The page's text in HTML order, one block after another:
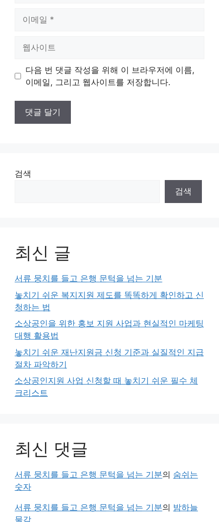
트
다음 번 댓글 작성을 위해 이 브라우저에 이름,
이메일, 그리고 웹사이트를 저장합니다.
검색
검색
최신 글
서류 뭉치를 들고 은행 문턱을 넘는 기분
놓치기 쉬운 복지지원 제도를 똑똑하게 확인하고 신
청하는 법
소상공인을 위한 홍보 지원 사업과 현실적인 마케팅
대행 활용법
놓치기 쉬운 재난지원금 신청 기준과 실질적인 지급
절차 파악하기
소상공인지원 사업 신청할 때 놓치기 쉬운 필수 체
크리스트
최신 댓글
서류 뭉치를 들고 은행 문턱을 넘는 기분의 숨쉬는
숫자
서류 뭉치를 들고 은행 문턱을 넘는 기분의 밤하늘
물감